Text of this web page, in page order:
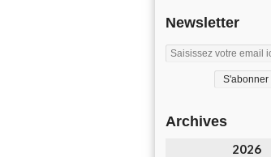
Newsletter
Archives
2026